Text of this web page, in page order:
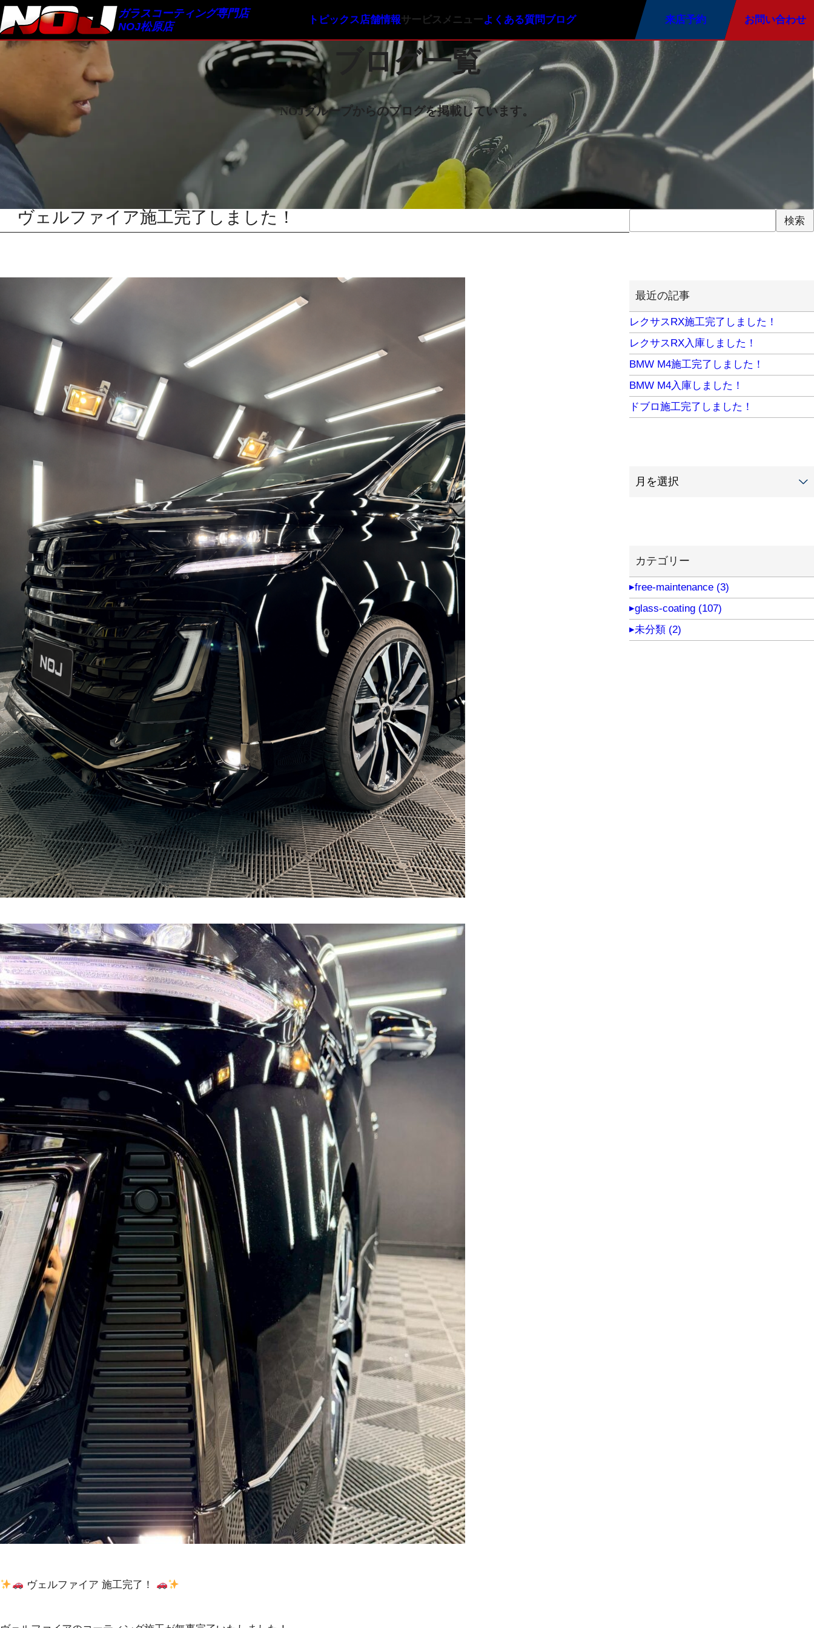
内
容
を
ガラスコーティング専門店
NOJ松原店
トピックス店舗情報サービスメニュー
Service Menu
サービスメニュー
ガラスコーティング
NOJオリジナルコーティング
NOJロイヤルコーティング
NOJセラミックコーティング
オプションメニュー
ウインドガラス撥水
カーフィルム施工
手洗い洗車
メンテナンス
無料メンテナンスサービス
よくある質問ブログ 来店予約 お問い合わせ
ブログ一覧
NOJグループからのブログを掲載しています。
ヴェルファイア施工完了しました！
ヴェルファイア 施工完了！
検索
最近の記事
レクサスRX施工完了しました！
レクサスRX入庫しました！
BMW M4施工完了しました！
BMW M4入庫しました！
ドブロ施工完了しました！
カテゴリー
free-maintenance (3)
glass-coating (107)
未分類 (2)